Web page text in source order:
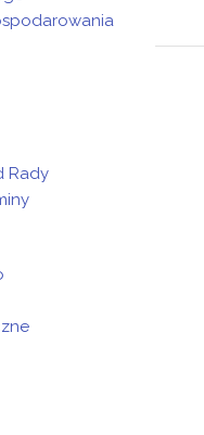
Rady